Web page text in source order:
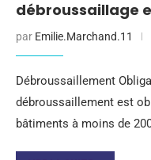
débroussaillage
par Emilie.Marchand.11
Débroussaillement
débroussaillement est
bâtiments à moins de